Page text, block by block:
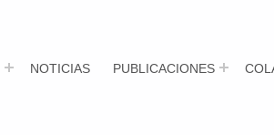
NOTICIAS PUBLICACIONES